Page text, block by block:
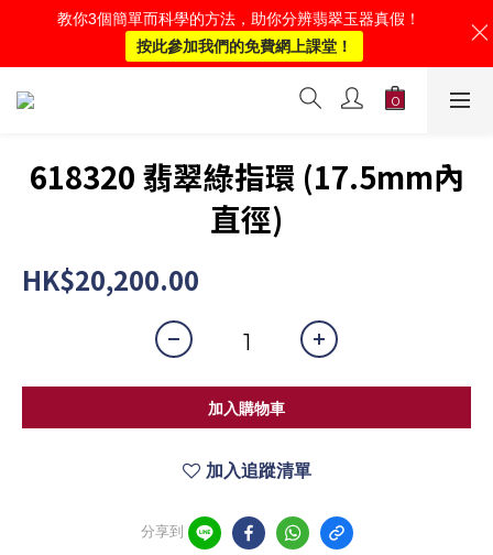
618320 翡翠綠指環 (17.5mm內
直徑)
HK$20,200.00
加入購物車
加入追蹤清單
分享到
教你3個簡單而科學的方法，助你分辨翡翠玉器真假！
按此參加我們的免費網上課堂！